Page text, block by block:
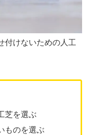
付けないための人工
芝を選ぶ
ものを選ぶ